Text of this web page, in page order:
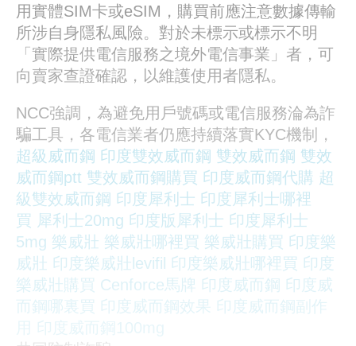
用實體SIM卡或eSIM，購買前應注意數據傳輸
所涉自身隱私風險。對於未標示或標示不明
「實際提供電信服務之境外電信事業」者，可
向賣家查證確認，以維護使用者隱私。
NCC強調，為避免用戶號碼或電信服務淪為詐
騙工具，各電信業者仍應持續落實KYC機制，
超級威而鋼 印度雙效威而鋼 雙效威而鋼 雙效
威而鋼ptt 雙效威而鋼購買 印度威而鋼代購 超
級雙效威而鋼 印度犀利士 印度犀利士哪裡
買 犀利士20mg 印度版犀利士 印度犀利士
5mg 樂威壯 樂威壯哪裡買 樂威壯購買 印度樂
威壯 印度樂威壯levifil 印度樂威壯哪裡買 印度
樂威壯購買 Cenforce馬牌 印度威而鋼 印度威
而鋼哪裏買 印度威而鋼效果 印度威而鋼副作
用 印度威而鋼100mg